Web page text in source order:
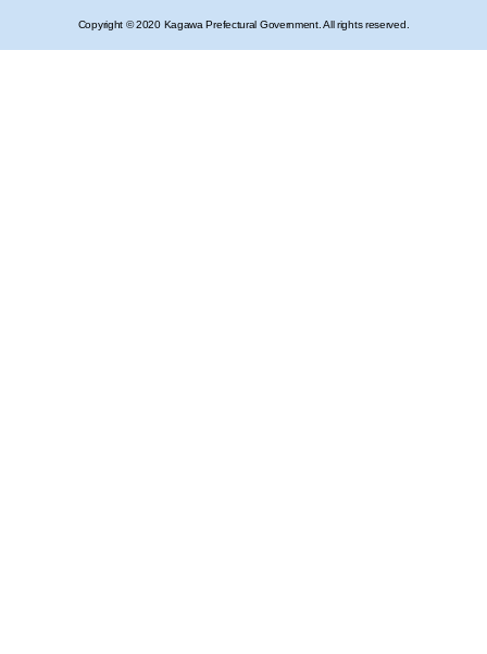
Copyright © 2020 Kagawa Prefectural Government. All rights reserved.